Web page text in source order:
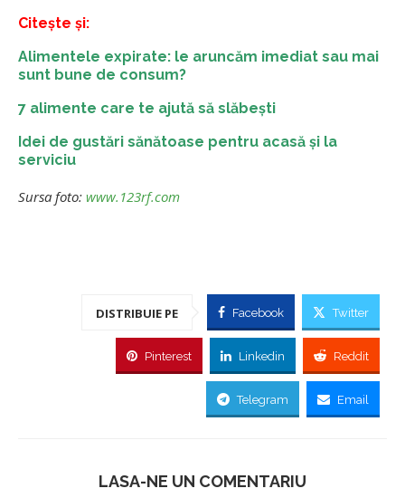
Citește și:
Alimentele expirate: le aruncăm imediat sau mai
sunt bune de consum?
7 alimente care te ajută să slăbești
Idei de gustări sănătoase pentru acasă și la
serviciu
Sursa foto: www.123rf.com
DISTRIBUIE PE Facebook Twitter
Pinterest Linkedin Reddit
Telegram Email
LASA-NE UN COMENTARIU